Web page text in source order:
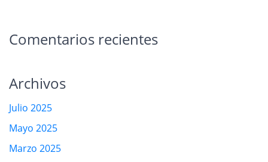
Comentarios recientes
Archivos
Julio 2025
Mayo 2025
Marzo 2025